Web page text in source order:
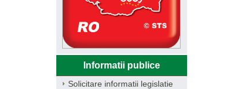
Informatii publice
Solicitare informatii legislatie